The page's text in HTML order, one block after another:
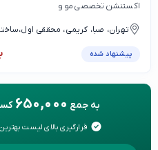
اکستنشن تخصصی مو و
تهران، صبا، کریمی، محققی
پیشنهاد شده
به جمع 650,000
قرارگیری بالای لیست